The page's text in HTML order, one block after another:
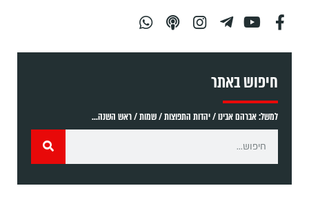
חיפוש באתר
למשל: אברהם אבינו / יהדות התפוצות / שמות / ראש השנה...